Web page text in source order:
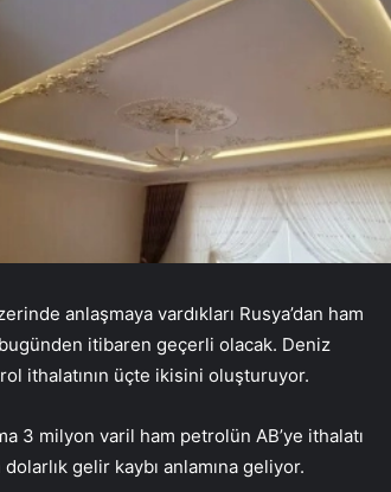
anlaşmaya vardıkları Rusya’dan ham
itibaren geçerli olacak. Deniz
ithalatının üçte ikisini oluşturuyor.
3 milyon varil ham petrolün AB’ye ithalatı
gelir kaybı anlamına geliyor.